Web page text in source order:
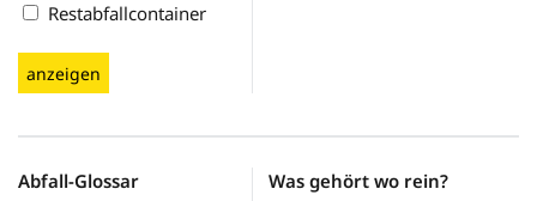
Restabfallcontainer
anzeigen
Abfall-Glossar
Was gehört wo rein?